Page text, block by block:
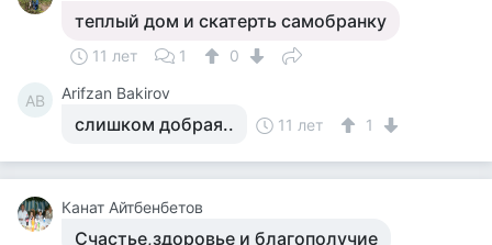
теплый дом и скатерть самобранку
11 лет 1 0
AB Arifzan Bakirov
слишком добрая.. 11 лет 1
Канат Айтбенбетов
Счастье,здоровье и благополучие